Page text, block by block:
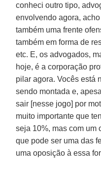
conheci outro tipo,
envolvendo agora,
também uma frente
também em forma de
etc. E, os advogados,
hoje, é a corporação
pilar agora. Vocês está
sendo montada e,
sair [nesse jogo] por
muito importante que
seja 10%, mas com um
que pode ser uma das
uma oposição à essa